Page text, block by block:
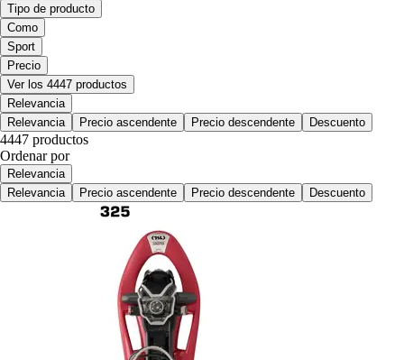
Tipo de producto
Como
Sport
Precio
Ver los 4447 productos
Relevancia
Relevancia
Precio ascendente Precio descendente Descuento
4447 productos
Ordenar por
Relevancia
Relevancia
Precio ascendente Precio descendente Descuento